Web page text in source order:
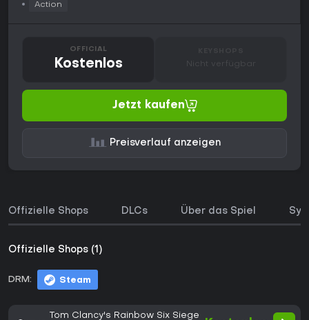
Action
OFFICIAL
Kostenlos Nicht verfügbar
Jetzt kaufen
Preisverlauf anzeigen
Offizielle Shops DLCs Über das Spiel
Offizielle Shops (1)
DRM: Steam
Tom Clancy's Rainbow Six Siege